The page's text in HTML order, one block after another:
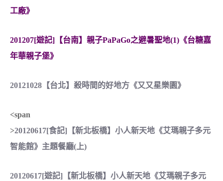
工廠》
201207[遊記]【台南】親子PaPaGo之避暑聖地(1)《台糖嘉
年華親子堡》
20121028【台北】殺時間的好地方《又又星樂園》
<span
>20120617[食記]【新北板橋】小人新天地《艾瑪親子多元
智能館》主題餐廳(上)
20120617[遊記]【新北板橋】小人新天地《艾瑪親子多元